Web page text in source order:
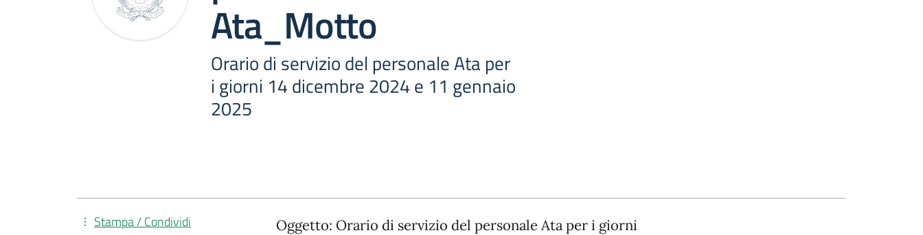
Ata_Motto
Orario di servizio del personale Ata per
i giorni 14 dicembre 2024 e 11 gennaio
2025
Oggetto: Orario di servizio del personale Ata per i giorni
Stampa / Condividi